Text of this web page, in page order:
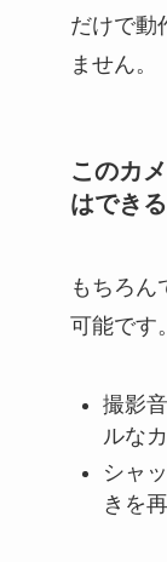
だけで動
ません。
このカ
はでき
もちろん
可能です。
撮影
ルな
シャ
きを